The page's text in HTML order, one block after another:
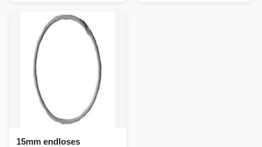
15mm endloses